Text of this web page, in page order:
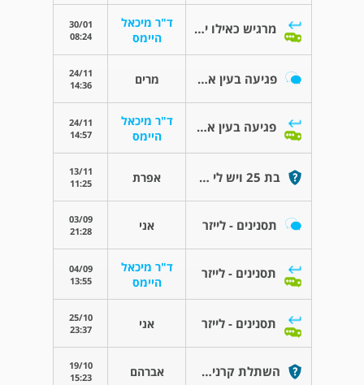
מרגיש כאילו יש לי משהו בעין וזה נורא מציק
ד"ר מיכאל
היימס
30/01
08:24
פגיעה בעין אחרי ניתוח מרים
24/11
14:36
פגיעה בעין אחרי ניתוח
ד"ר מיכאל
היימס
24/11
14:57
בת 25 ויש לי שאלה בנושא עלייה בצילינדר אפרת
13/11
11:25
תסנינים - לייזר אני
03/09
21:28
תסנינים - לייזר
ד"ר מיכאל
היימס
04/09
13:55
תסנינים - לייזר אני
25/10
23:37
השתלת קרנית עקב קרטקונוס אברהם
19/10
15:23